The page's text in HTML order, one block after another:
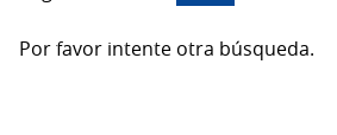
Por favor intente otra búsqueda.